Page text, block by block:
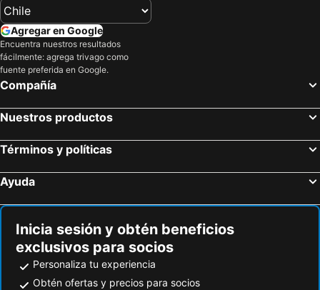
Gokase, hotels with parking
Nishihara, hotels with parking
Minamishimabara, hotels with parking
Agregar en Google
Encuentra nuestros resultados
fácilmente: agrega trivago como
fuente preferida en Google.
Compañía
Nuestros productos
Términos y políticas
Ayuda
Inicia sesión y obtén beneficios
exclusivos para socios
Personaliza tu experiencia
Obtén ofertas y precios para socios